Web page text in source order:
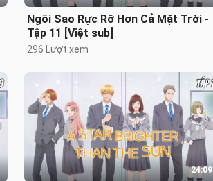
Ngôi Sao Rực Rỡ Hơn Cả Mặt Trời -
Tập 11 [Việt sub]
296 Lượt xem
24:09